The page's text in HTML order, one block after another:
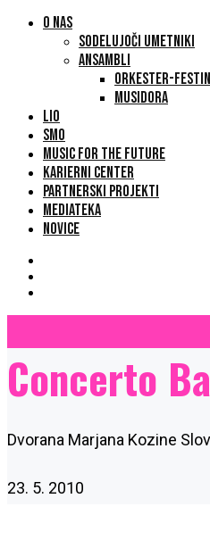
O NAS
SODELUJOČI UMETNIKI
ANSAMBLI
ORKESTER-
MUSIDORA
LIO
SMO
MUSIC FOR THE FUTURE
KARIERNI CENTER
PARTNERSKI PROJEKTI
MEDIATEKA
NOVICE
Concerto
Dvorana Marjana Kozine
23. 5. 2010